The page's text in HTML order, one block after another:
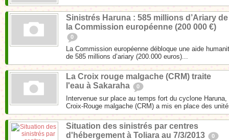
Sinistrés Haruna : 585 millions d’Ariary de
la Commission européenne (200 000 €)
0
La Commission européenne débloque une aide
de 585 millions d’ariary (200.000 euros)...
La Croix rouge malgache (CRM) traite
l'eau à Sakaraha
0
Intervenue sur place au temps fort du cyclone
Croix-Rouge malgache (CRM) a mis en place des
Situation des sinistrés par centres
d'hébergement à Toliara au 7/3/2013
0